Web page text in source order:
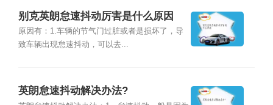
别克英朗怠速抖动厉害是什么原因
原因有：1.车辆的节气门过脏或者是损坏了，导
致车辆出现怠速抖动，可以去...
英朗怠速抖动解决办法?